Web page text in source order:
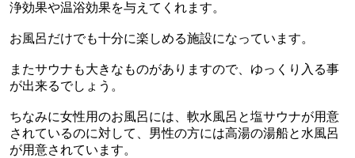
浄効果や温浴効果を与えてくれます。
お風呂だけでも十分に楽しめる施設になっています。
またサウナも大きなものがありますので、ゆっくり入る事
が出来るでしょう。
ちなみに女性用のお風呂には、軟水風呂と塩サウナが用意
されているのに対して、男性の方には高湯の湯船と水風呂
が用意されています。